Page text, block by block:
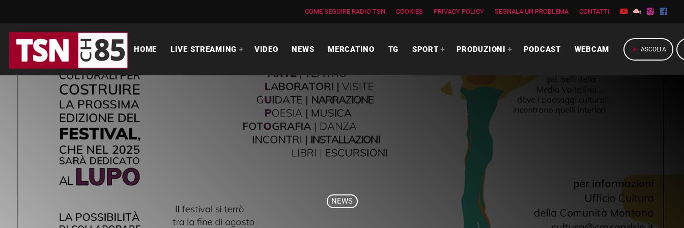
COME SEGUIRE RADIO TSN COOKIES PRIVACY POLICY SEGNALA UN PROBLEMA CONTATTI
HOME LIVE STREAMING VIDEO NEWS MERCATINO TG SPORT PRODUZIONI PODCAST WEBCAM play_arrow ASCOLTA
NEWS